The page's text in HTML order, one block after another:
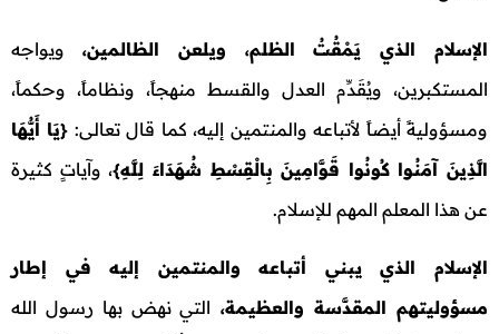
الإسلام الذي يَمْقُتُ الظلم، ويلعن الظالمين،ويواجه
المستكبرين، ويُقَدِّم العدل والقسط منهجاً، ونظاماً، وحكماً،
ومسؤوليةً أيضاً لأتباعه والمنتمين إليه، كما قال تعالى: {يَا أَيُّهَا
الَّذِينَ آمَنُوا كُونُوا قَوَّامِينَ بِالْقِسْطِ شُهَدَاءَ لِلَّهِ}، وآياتٍ كثيرة
عن هذا المعلم المهم للإسلام.
الإسلام الذي يبني أتباعه والمنتمين إليه في إطار
مسؤوليتهم المقدَّسة والعظيمة، التي نهض بها رسول الله